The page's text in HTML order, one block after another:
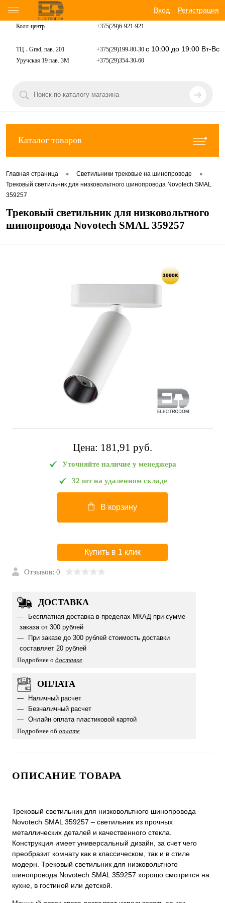
Вход Регистрация
Колл-центр +375(29)6-921-921
ТЦ - Grad, пав. 201 +375(29)199-80-30 с 10:00 до 19:00 Вт-Вс
Уручская 19 пав. 3М +375(29)354-30-60
Каталог товаров
Главная страница • Светильники трековые на шинопроводе •
Трековый светильник для низковольтного шинопровода Novotech SMAL
359257
Трековый светильник для низковольтного
шинопровода Novotech SMAL 359257
Цена: 181,91 pуб.
Уточняйте наличие у менеджера
32 шт на удаленном складе
В корзину
Купить в 1 клик
Отзывов: 0
ДОСТАВКА
Бесплатная доставка в пределах МКАД при сумме
заказа от 300 рублей
При заказе до 300 рублей стоимость доставки
составляет 20 рублей
Подробнее о доставке
ОПЛАТА
Наличный расчет
Безналичный расчет
Онлайн оплата пластиковой картой
Подробнее об оплате
ОПИСАНИЕ ТОВАРА
Трековый светильник для низковольтного шинопровода
Novotech SMAL 359257 – светильник из прочных
металлических деталей и качественного стекла.
Конструкция имеет универсальный дизайн, за счет чего
преобразит комнату как в классическом, так и в стиле
модерн. Трековый светильник для низковольтного
шинопровода Novotech SMAL 359257 хорошо смотрится на
кухне, в гостиной или детской.